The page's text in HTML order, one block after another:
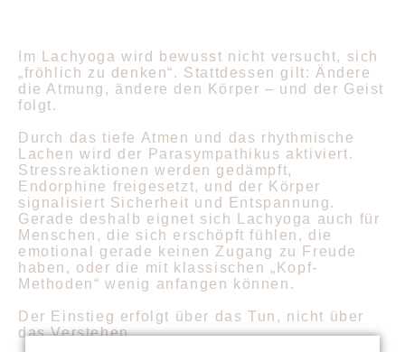
Im Lachyoga wird bewusst nicht versucht, sich
„fröhlich zu denken“. Stattdessen gilt: Ändere
die Atmung, ändere den Körper – und der Geist
folgt.
Durch das tiefe Atmen und das rhythmische
Lachen wird der Parasympathikus aktiviert.
Stressreaktionen werden gedämpft,
Endorphine freigesetzt, und der Körper
signalisiert Sicherheit und Entspannung.
Gerade deshalb eignet sich Lachyoga auch für
Menschen, die sich erschöpft fühlen, die
emotional gerade keinen Zugang zu Freude
haben, oder die mit klassischen „Kopf-
Methoden“ wenig anfangen können.
Der Einstieg erfolgt über das Tun, nicht über
das Verstehen.